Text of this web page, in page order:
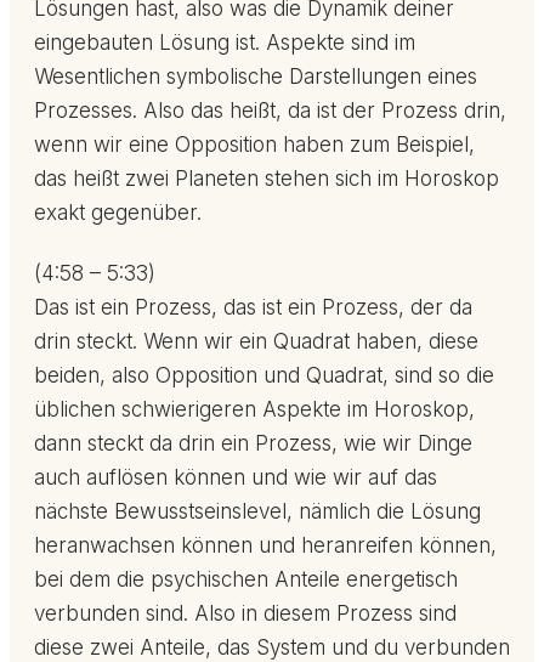
Lösungen hast, also was die Dynamik deiner
eingebauten Lösung ist. Aspekte sind im
Wesentlichen symbolische Darstellungen eines
Prozesses. Also das heißt, da ist der Prozess drin,
wenn wir eine Opposition haben zum Beispiel,
das heißt zwei Planeten stehen sich im Horoskop
exakt gegenüber.
(4:58 – 5:33)
Das ist ein Prozess, das ist ein Prozess, der da
drin steckt. Wenn wir ein Quadrat haben, diese
beiden, also Opposition und Quadrat, sind so die
üblichen schwierigeren Aspekte im Horoskop,
dann steckt da drin ein Prozess, wie wir Dinge
auch auflösen können und wie wir auf das
nächste Bewusstseinslevel, nämlich die Lösung
heranwachsen können und heranreifen können,
bei dem die psychischen Anteile energetisch
verbunden sind. Also in diesem Prozess sind
diese zwei Anteile, das System und du verbunden